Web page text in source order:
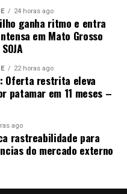
24 horas ago
ganha ritmo e entra
em Mato Grosso
22 horas ago
Oferta restrita eleva
patamar em 11 meses –
ago
rastreabilidade para
do mercado externo